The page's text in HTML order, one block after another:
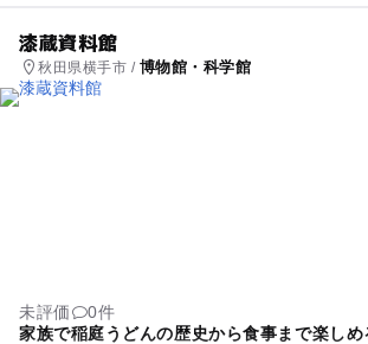
漆蔵資料館
秋田県横手市 / 博物館・科学館
未評価
0件
家族で稲庭うどんの歴史から食事まで楽し